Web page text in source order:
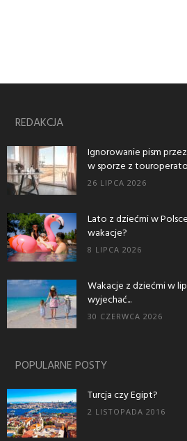
REDAKCJA
Ignorowanie pism
w sporze z
26 LIPCA 2026
Lato z dziećmi w
wakacje?
8 LIPCA 2026
Wakacje z dziećmi w
wyjechać...
30 CZERWCA 2026
POPULARNE POSTY
Turcja czy Egipt?
2 LISTOPADA 2016